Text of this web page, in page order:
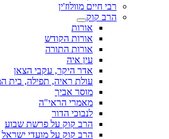
רבי חיים מוולוז'ין
הרב קוק
אורות
אורות הקודש
אורות התורה
עין איה
אדר היקר, עקבי הצאן
עולת ראיה, תפילה, בית
מוסר אביך
מאמרי הראי"ה
לנבוכי הדור
הרב קוק על פרשת שבוע
הרב קוק על מועדי ישראל